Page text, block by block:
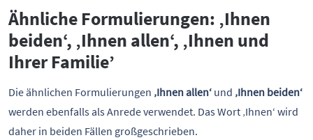
Ähnliche Formulierungen: ‚Ihnen
beiden‘, ‚Ihnen allen‘, ‚Ihnen und
Ihrer Familie’
Die ähnlichen Formulierungen ‚Ihnen allen‘ und ‚Ihnen beiden‘
werden ebenfalls als Anrede verwendet. Das Wort ‚Ihnen‘ wird
daher in beiden Fällen großgeschrieben.